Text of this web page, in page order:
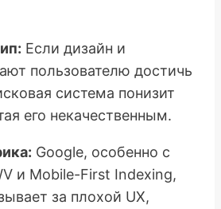
Если дизайн и
пользователю достичь
система понизит
его некачественным.
Google, особенно с
и Mobile-First Indexing,
за плохой UX,